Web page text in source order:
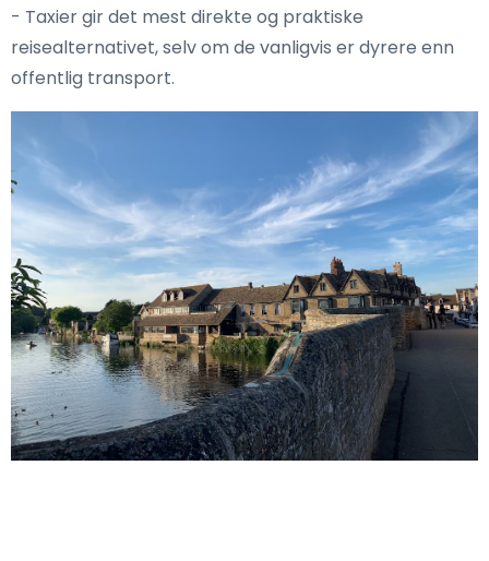
- Taxier gir det mest direkte og praktiske
reisealternativet, selv om de vanligvis er dyrere enn
offentlig transport.